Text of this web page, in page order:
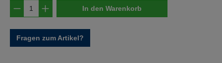
Produkt Anzahl: Gib den gewünschten
In den Warenkorb
Fragen zum Artikel?